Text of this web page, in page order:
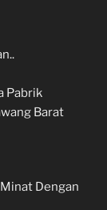
Pabrik
Barat
Dengan